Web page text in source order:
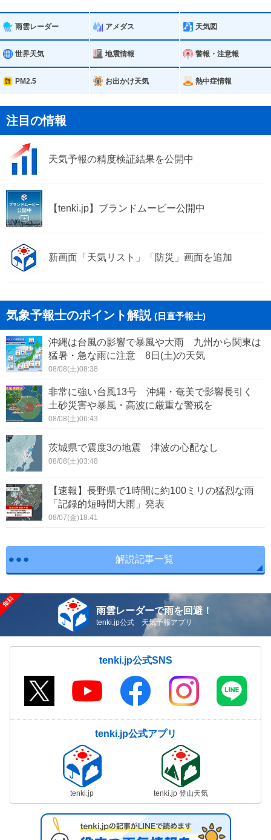
恵那市
土岐市
可児市 山県市
瑞穂市 本巣市
岐南町 笠松町
関ケ原町 神戸町
揖斐川町
坂祝町 富加町
川辺町 七宗町
東白川村 御嵩町
雨雲レーダー アメダス 天気図
世界天気 地震情報 警報・注意報
PM2.5 お出かけ天気 熱中症情報
注目の情報
天気予報の精度検証結果を公開中
【tenki.jp】ブランドムービー公開中
新画面「天気リスト」「防災」画面を追加
気象予報士のポイント解説 (日直予報士)
沖縄は台風の影響で暴風や大雨 九州から関東は
猛暑・急な雨に注意 8日(土)の天気
08/08(土)08:38
非常に強い台風13号 沖縄・奄美で影響長引く
土砂災害や暴風・高波に厳重な警戒を
08/08(土)06:43
茨城県で震度3の地震 津波の心配なし
08/08(土)03:48
【速報】長野県で1時間に約100ミリの猛烈な雨
「記録的短時間大雨」発表
08/07(金)18:41
解説記事一覧
雨雲レーダーで雨を回避！
tenki.jp公式 天気予報アプリ
tenki.jp公式SNS
tenki.jp公式アプリ
tenki.jp tenki.jp 登山天気